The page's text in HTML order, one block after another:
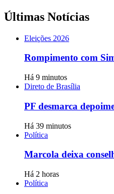
Últimas Notícias
Eleições 2026
Rompimento com
Há 9 minutos
Direto de Brasília
PF desmarca
Há 39 minutos
Política
Marcola deixa
Há 2 horas
Política